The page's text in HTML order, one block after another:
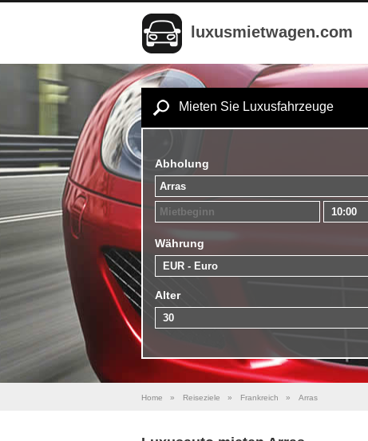
luxusmietwagen.com
Mieten Sie Luxusfahrzeuge
Abholung
Währung
Alter
Home » Reiseziele » Frankreich » Arras